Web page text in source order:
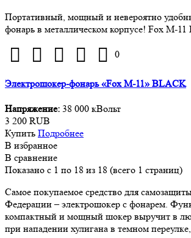
Портативный, мощный и невероятно
фонарь в металлическом корпусе! Fox M-11
0
Электрошокер-фонарь «Fox M-11» BLACK
Напряжение: 38 000 кВольт
3 200 RUB
Купить Подробнее
В избранное
В сравнение
Показано с 1 по 18 из 18 (всего 1 страниц)
Самое покупаемое средство для
Федерации – электрошокер с фонарем.
компактный и мощный шокер выручит в
при нападении хулигана в темном